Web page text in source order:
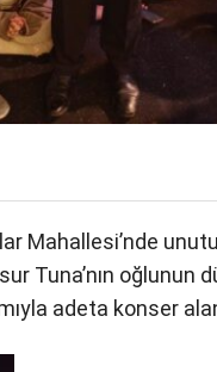
Mahallesi’nde
Tuna’nın oğlunun
adeta konser